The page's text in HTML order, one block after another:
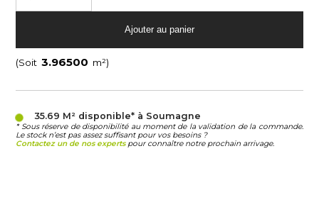
(Soit m²)
35.69 M²disponible* à Soumagne
* Sous réserve de disponibilité au moment de la validation de la commande.
Le stock n’est pas assez suffisant pour vos besoins ?
Contactez un de nos expertspour connaître notre prochain arrivage.